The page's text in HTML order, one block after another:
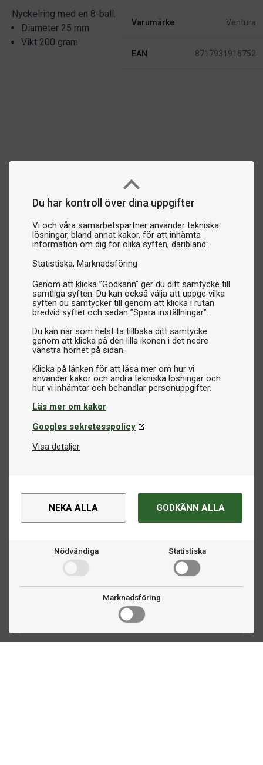
Du har kontroll över dina uppgifter
Vi och våra samarbetspartner använder tekniska
lösningar, bland annat kakor, för att inhämta
information om dig för olika syften, däribland:
Statistiska Marknadsföring
Genom att klicka ”Godkänn” ger du ditt samtycke till
samtliga syften. Du kan också välja att uppge vilka
syften du samtycker till genom att klicka i rutan
bredvid syftet och sedan ”Spara inställningar”.
Du kan när som helst ta tillbaka ditt samtycke
genom att klicka på den lilla ikonen i det nedre
vänstra hörnet på sidan.
Klicka på länken för att läsa mer om hur vi
använder kakor och andra tekniska lösningar och
Läs mer om kakor
Googles sekretesspolicy
Visa detaljer
NEKA ALLA GODKÄNN ALLA
Nödvändiga Statistiska
Marknadsföring
Nyckelring med en 8-ball.
Diameter 25 mm
Vikt 200 gram
Varumärke Ventura
EAN 8717931916752